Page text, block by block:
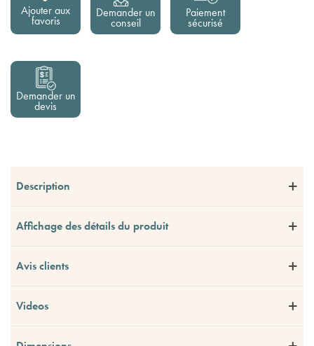
Ajouter aux
favoris
Demander un
conseil
Paiement
sécurisé
Demander un
devis
Description
Affichage des détails du produit
Avis clients
Videos